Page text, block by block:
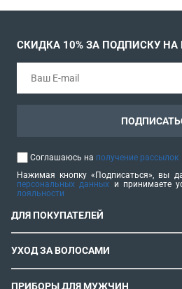
ДЛЯ ПОКУПАТЕЛЕЙ
ГАРАНТИЯ
РЕМОНТОПРИГОДНОСТЬ
УХОД ЗА ВОЛОСАМИ
ФЕНЫ
ПРИБОРЫ ДЛЯ МУЖЧИН
СКИДКА 10% ЗА ПОДПИСКУ НА
Соглашаюсь на получение рассылок
Нажимая кнопку «Подписаться», вы
персональных данных и принимаете
лояльности